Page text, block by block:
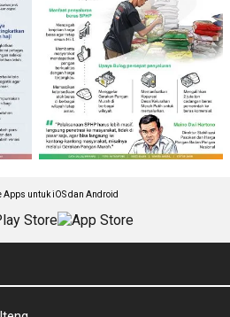
Apps untuk iOS dan Android